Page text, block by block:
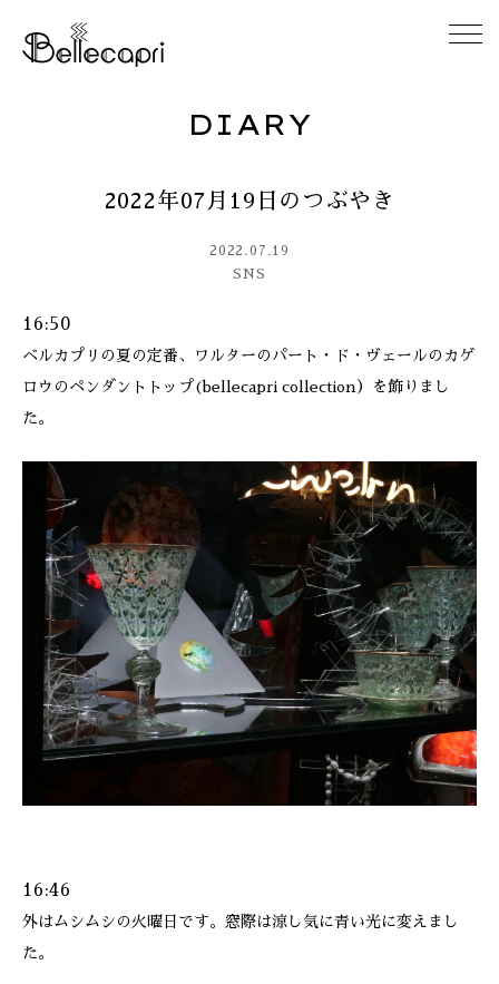
ABOUT
ACCESS
DIARY
ONLINE SHOP
DIARY
2022年07月19日のつぶやき
2022.07.19
SNS
16:50
ベルカプリの夏の定番、ワルターのパート・ド・ヴェールのカゲ
ロウのペンダントトップ(bellecapri collection）を飾りまし
た。
16:46
外はムシムシの火曜日です。窓際は涼し気に青い光に変えまし
た。